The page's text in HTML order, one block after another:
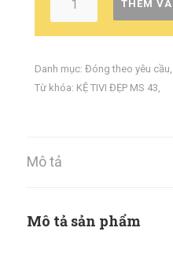
THÊM
Danh mục: Đóng theo yêu cầu,
Từ khóa: KỆ TIVI ĐẸP MS 43,
Mô tả
Mô tả sản phẩm